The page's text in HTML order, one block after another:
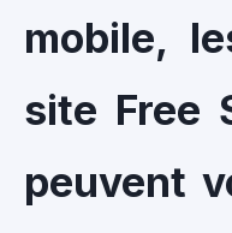
mobile,
site Free
peuvent